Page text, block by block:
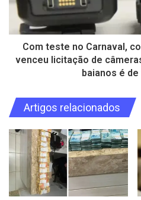
Com teste no Carnaval,
venceu licitação de
baianos é
Artigos relacionados